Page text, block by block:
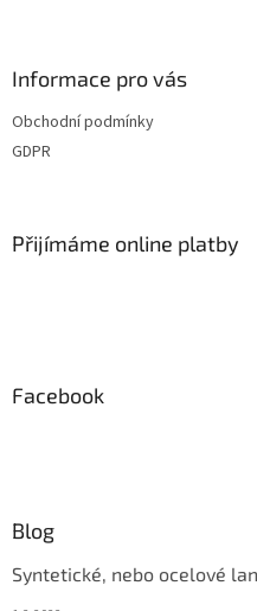
Informace pro vás
Obchodní podmínky
GDPR
Přijímáme online platby
Facebook
Blog
Syntetické, nebo ocelové